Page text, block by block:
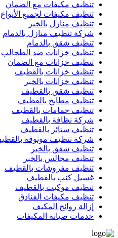
تنظيف مكيفات مع الضمان
تنظيف مكيفات لجميع الأنواع
تنظيف منازل بالخبر
شركة تنظيف منازل بالدمام
تنظيف شقق بالدمام
تنظيف خزانات ضد الطحالب
تنظيف خزانات مع الضمان
تنظيف خزانات بالقطيف
تنظيف خزانات بالخبر
تنظيف شقق بالقطيف
تنظيف مطابخ بالقطيف
تنظيف حمامات بالقطيف
شركة نظافة بالقطيف
تنظيف ستائر بالقطيف
شركة تنظيف موثوقة
تنظيف شقق بالخبر
تنظيف مجالس بالخبر
تنظيف مفروشات بالقطيف
غسيل كنب بالقطيف
تنظيف موكيت بالقطيف
تنظيف مكيفات الفنادق
إزالة روائح المكيف
خدمات صيانة المكيفات